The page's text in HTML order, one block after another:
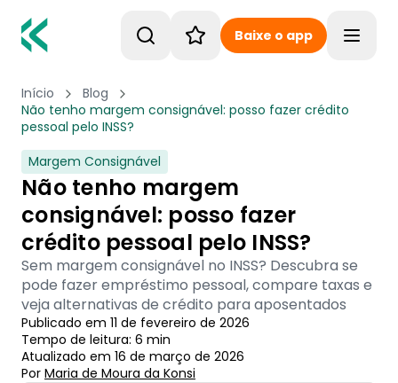
Baixe o app
Início
Blog
Não tenho margem consignável: posso fazer crédito
pessoal pelo INSS?
Margem Consignável
Não tenho margem
consignável: posso fazer
crédito pessoal pelo INSS?
Sem margem consignável no INSS? Descubra se
pode fazer empréstimo pessoal, compare taxas e
veja alternativas de crédito para aposentados
Publicado em 11 de fevereiro de 2026
Tempo de leitura: 6 min
Atualizado em 16 de março de 2026
Por Maria de Moura da Konsi